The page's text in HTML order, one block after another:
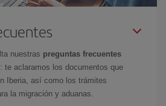
nuestras preguntas frecuentes
: te aclaramos los documentos que
Iberia, así como los trámites
la migración y aduanas.